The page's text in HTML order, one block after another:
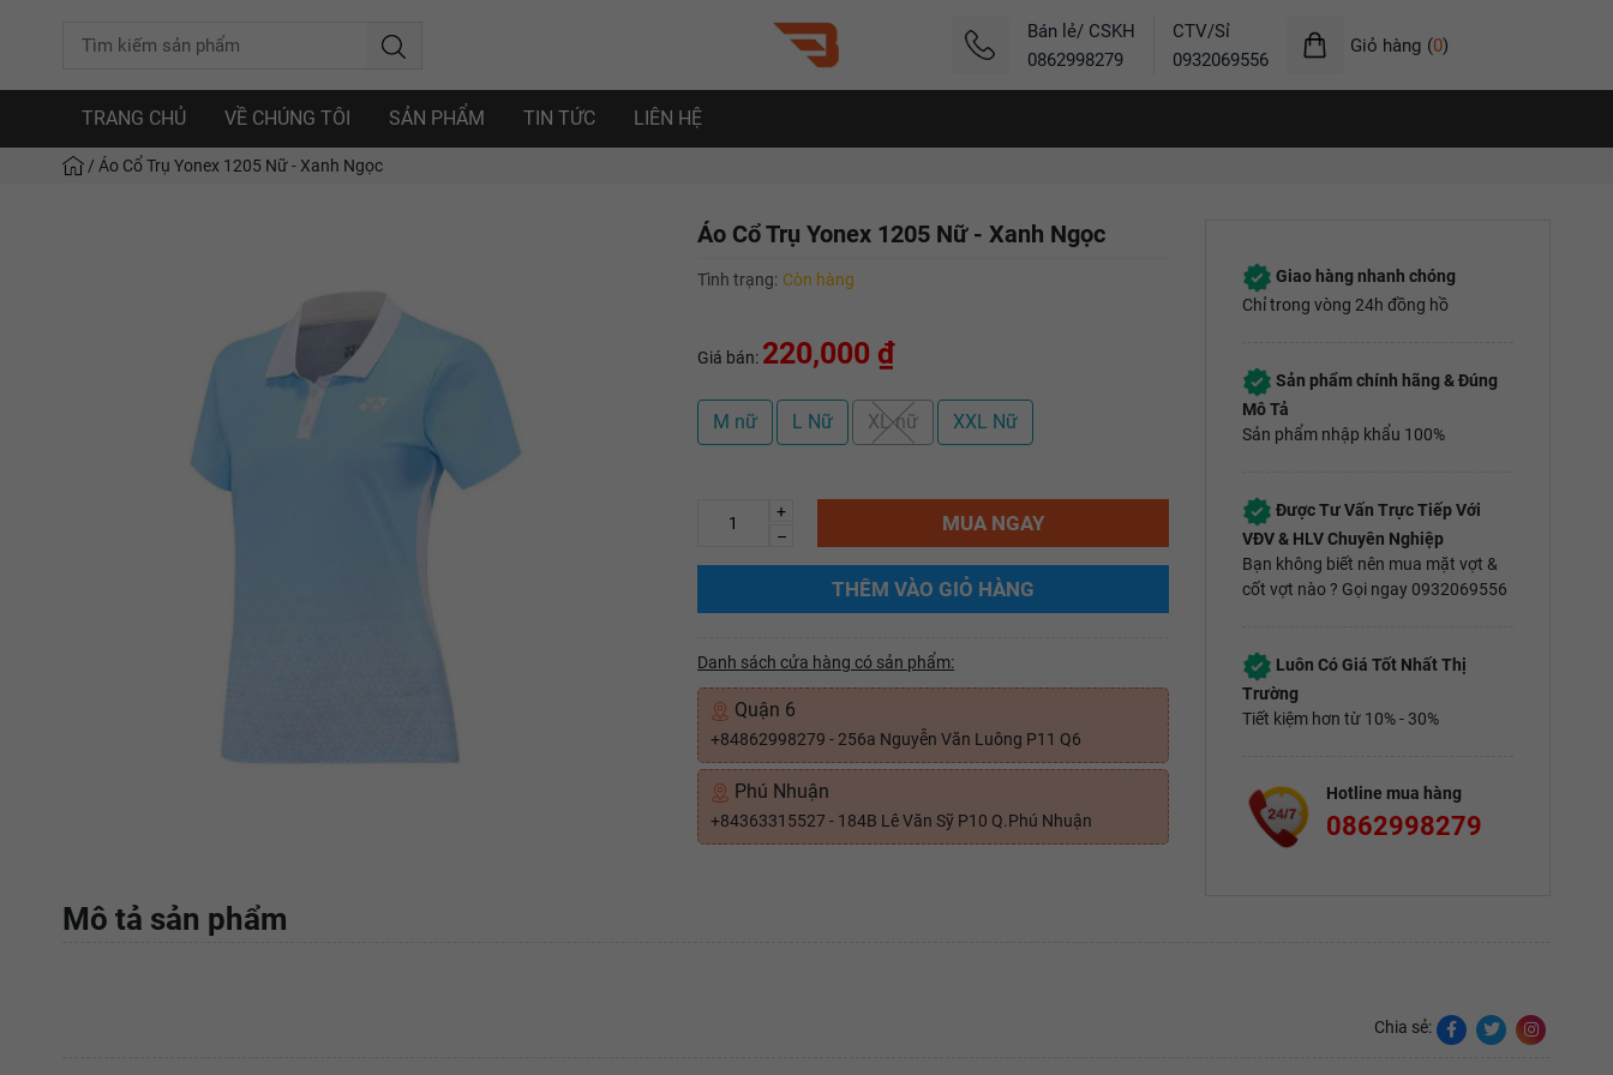
Bán lẻ/ CSKH
0862998279
CTV/Sỉ
0932069556
Giỏ hàng (0)
TRANG CHỦ VỀ CHÚNG TÔI SẢN PHẨM TIN TỨC LIÊN HỆ
/ Áo Cổ Trụ Yonex 1205 Nữ - Xanh Ngọc
Áo Cổ Trụ Yonex 1205 Nữ - Xanh Ngọc
Tình trạng: Còn hàng
Giá bán: 220,000 ₫
M nữ L Nữ XL nữ XXL Nữ
+
–
MUA NGAY
THÊM VÀO GIỎ HÀNG
Danh sách cửa hàng có sản phẩm:
Quận 6
+84862998279 - 256a Nguyễn Văn Luông P11 Q6
Phú Nhuận
+84363315527 - 184B Lê Văn Sỹ P10 Q.Phú Nhuận
Giao hàng nhanh chóng
Chỉ trong vòng 24h đồng hồ
Sản phẩm chính hãng & Đúng
Mô Tả
Sản phẩm nhập khẩu 100%
Được Tư Vấn Trực Tiếp Với
VĐV & HLV Chuyên Nghiệp
Bạn không biết nên mua mặt vợt &
cốt vợt nào ? Gọi ngay 0932069556
Luôn Có Giá Tốt Nhất Thị
Trường
Tiết kiệm hơn từ 10% - 30%
Hotline mua hàng
0862998279
Mô tả sản phẩm
Chia sẻ: